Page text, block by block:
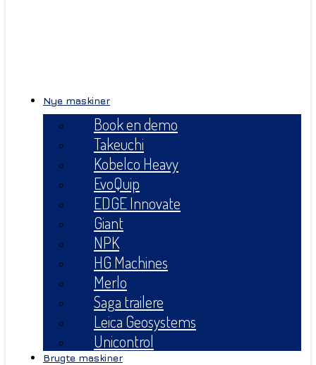
Nye maskiner
Book en demo
Takeuchi
Kobelco Heavy
EvoQuip
EDGE Innovate
Giant
NPK
HG Machines
Merlo
Saga trailere
Leica Geosystems
Unicontrol
Brugte maskiner